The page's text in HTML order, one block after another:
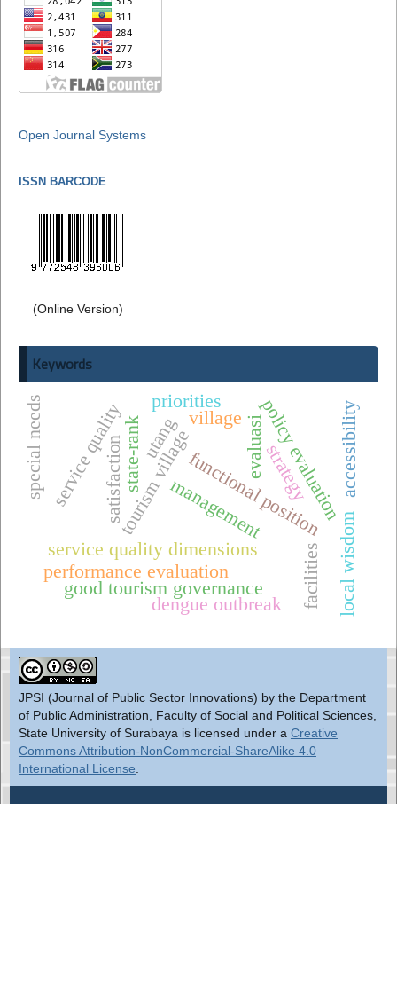
Open Journal Systems
ISSN BARCODE
(Online Version)
Keywords
service quality dimensions
tourism village
satisfaction
service quality management
performance evaluation
functional position
good tourism governance
evaluasipolicy evaluationaccessibility
special needs
facilities
dengue outbreak local wisdom
strategy
state-rank utang village
priorities
JPSI (Journal of Public Sector Innovations) by the Department
of Public Administration, Faculty of Social and Political Sciences,
State University of Surabaya is licensed under a Creative
Commons Attribution-NonCommercial-ShareAlike 4.0
International License.